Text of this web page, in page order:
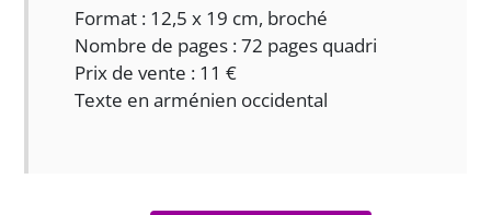
Format : 12,5 x 19 cm, broché
Nombre de pages : 72 pages quadri
Prix de vente : 11 €
Texte en arménien occidental